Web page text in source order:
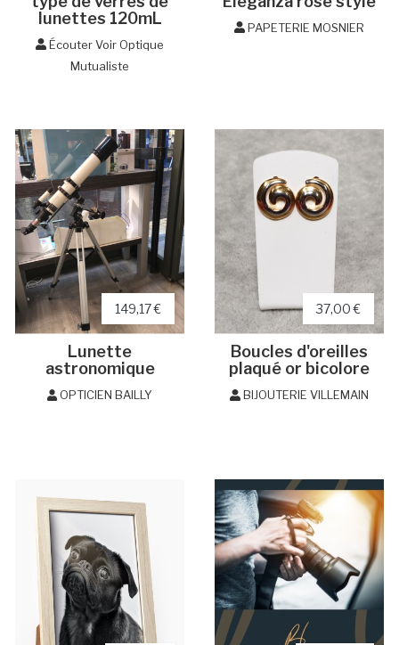
lunettes 120mL
Écouter Voir Optique
Mutualiste
PAPETERIE MOSNIER
149,17 €
Lunette
astronomique
OPTICIEN BAILLY
37,00 €
Boucles d'oreilles
plaqué or bicolore
BIJOUTERIE VILLEMAIN